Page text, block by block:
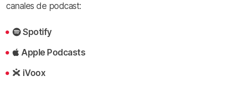
canales de podcast:
Spotify
Apple Podcasts
iVoox